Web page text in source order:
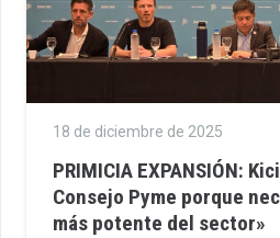
18 de diciembre de 2025
PRIMICIA EXPANSIÓN:
Consejo Pyme porque
más potente del sector»